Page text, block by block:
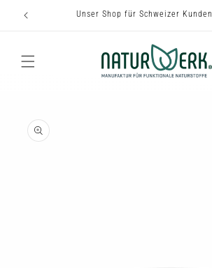
zum
Unser Shop für Schweizer Kunden